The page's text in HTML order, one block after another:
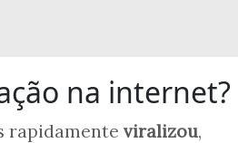
na internet?
rapidamente viralizou,